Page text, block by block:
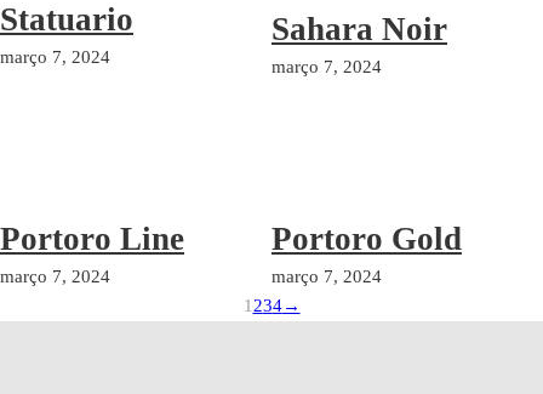
Statuario
março 7, 2024
Sahara Noir
março 7, 2024
Portoro Line
março 7, 2024
Portoro Gold
março 7, 2024
1 234→